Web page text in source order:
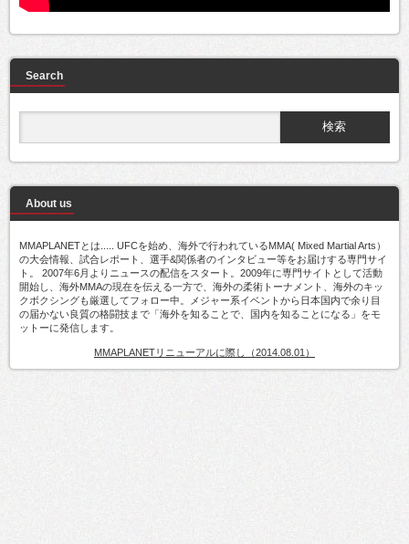
Search
About us
MMAPLANETとは..... UFCを始め、海外で行われているMMA( Mixed Martial Arts）
の大会情報、試合レポート、選手&関係者のインタビュー等をお届けする専門サイ
ト。 2007年6月よりニュースの配信をスタート。2009年に専門サイトとして活動
開始し、海外MMAの現在を伝える一方で、海外の柔術トーナメント、海外のキッ
クボクシングも厳選してフォロー中。メジャー系イベントから日本国内で余り目
の届かない良質の格闘技まで「海外を知ることで、国内を知ることになる」をモ
ットーに発信します。
MMAPLANETリニューアルに際し（2014.08.01）